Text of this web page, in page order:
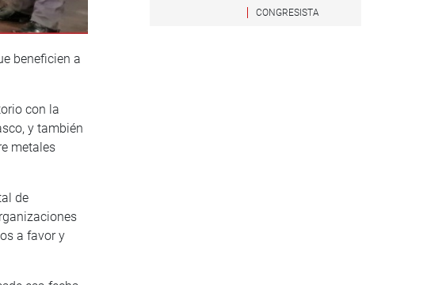
beneficien a
con la
y también
metales
de
a favor y
CONGRESISTA